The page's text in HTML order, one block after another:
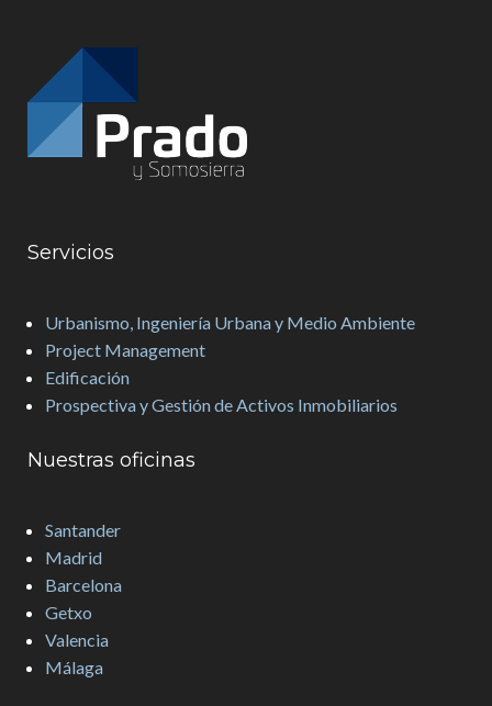
Servicios
Urbanismo, Ingeniería Urbana y Medio Ambiente
Project Management
Edificación
Prospectiva y Gestión de Activos Inmobiliarios
Nuestras oficinas
Santander
Madrid
Barcelona
Getxo
Valencia
Málaga